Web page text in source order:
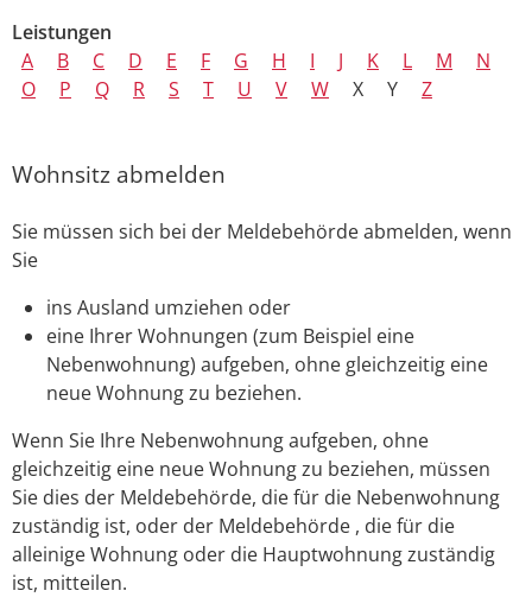
Leistungen
A
B C D E F G H I J K L M
N
O
P Q R S T U V W X Y Z
Wohnsitz abmelden
Sie müssen sich bei der Meldebehörde abmelden, wenn
Sie
ins Ausland umziehen oder
eine Ihrer Wohnungen (zum Beispiel eine
Nebenwohnung) aufgeben, ohne gleichzeitig eine
neue Wohnung zu beziehen.
Wenn Sie Ihre Nebenwohnung aufgeben, ohne
gleichzeitig eine neue Wohnung zu beziehen, müssen
Sie dies der Meldebehörde, die für die Nebenwohnung
zuständig ist, oder der Meldebehörde , die für die
alleinige Wohnung oder die Hauptwohnung zuständig
ist, mitteilen.